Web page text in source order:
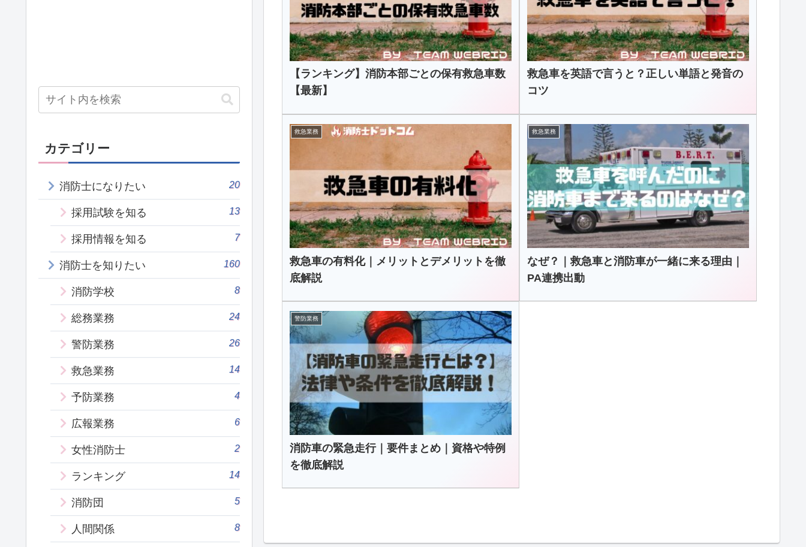
【ランキング】消防本部ごとの保有救急車数
【最新】
救急車を英語で言うと？正しい単語と発音の
コツ
救急業務
救急車の有料化｜メリットとデメリットを徹
底解説
救急業務
なぜ？｜救急車と消防車が一緒に来る理由｜
PA連携出動
警防業務
消防車の緊急走行｜要件まとめ｜資格や特例
を徹底解説
カテゴリー
消防士になりたい 20
採用試験を知る 13
採用情報を知る 7
消防士を知りたい 160
消防学校 8
総務業務 24
警防業務 26
救急業務 14
予防業務 4
広報業務 6
女性消防士 2
ランキング 14
消防団 5
人間関係 8